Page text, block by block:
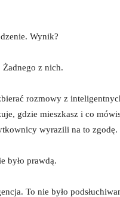
Wynik?
Żadnego z nich.
rozmowy z
gdzie mieszkasz i co
wyrazili na to zgodę.
było prawdą.
To nie było